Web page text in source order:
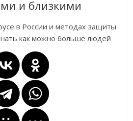
и близкими
в России и методах защиты
как можно больше людей